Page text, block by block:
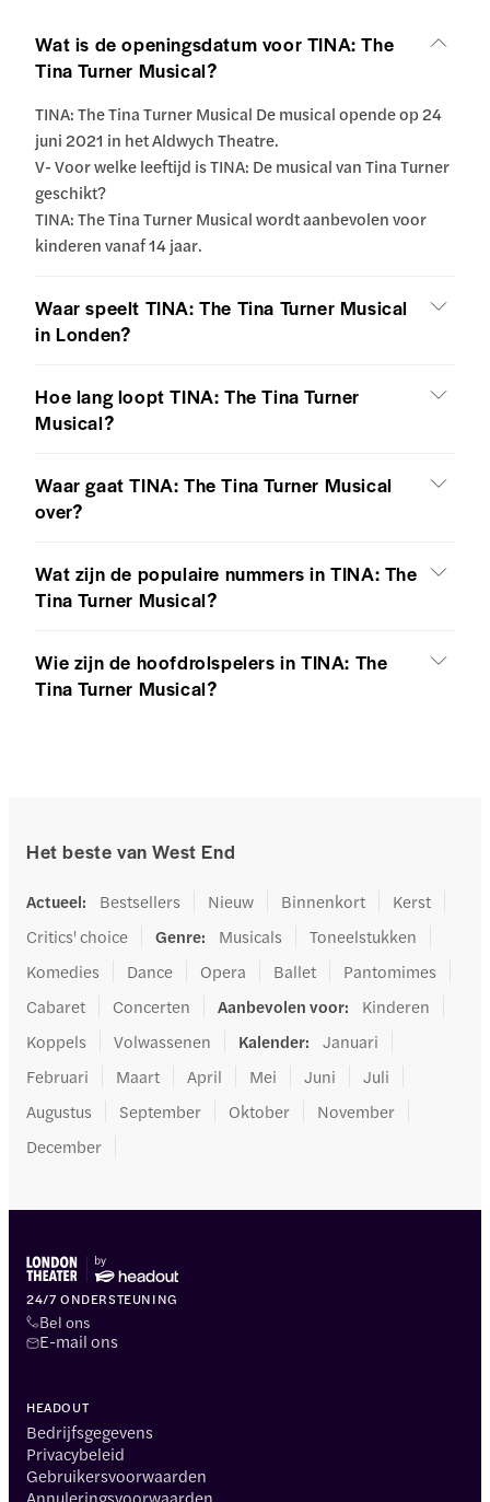
Wat is de openingsdatum voor TINA: The
Tina Turner Musical?
TINA: The Tina Turner Musical De musical opende op 24
juni 2021 in het Aldwych Theatre.
V- Voor welke leeftijd is TINA: De musical van Tina Turner
geschikt?
TINA: The Tina Turner Musical wordt aanbevolen voor
kinderen vanaf 14 jaar.
Waar speelt TINA: The Tina Turner Musical
in Londen?
Hoe lang loopt TINA: The Tina Turner
Musical?
Waar gaat TINA: The Tina Turner Musical
over?
Wat zijn de populaire nummers in TINA: The
Tina Turner Musical?
Wie zijn de hoofdrolspelers in TINA: The
Tina Turner Musical?
Het beste van West End
Actueel: Bestsellers Nieuw Binnenkort
Kerst
Critics' choice
Genre: Musicals
Toneelstukken
Komedies
Dance Opera Ballet
Pantomimes
Cabaret
Concerten Aanbevolen voor:
Kinderen
Koppels
Volwassenen Kalender:
Januari
Februari
Maart April Mei Juni
Juli
Augustus
September Oktober
November
December
24/7 ONDERSTEUNING
Bel ons
E-mail ons
HEADOUT
Bedrijfsgegevens
Privacybeleid
Gebruikersvoorwaarden
Annuleringsvoorwaarden